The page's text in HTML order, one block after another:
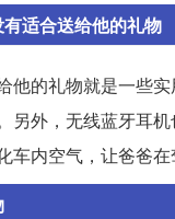
适合送给他的礼物
他的礼物就是一些
另外，无线蓝牙耳
内空气，让爸爸在